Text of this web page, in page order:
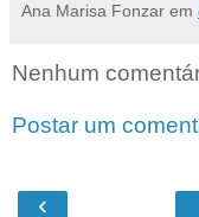
Ana Marisa Fonzar em
Nenhum
Postar um
‹